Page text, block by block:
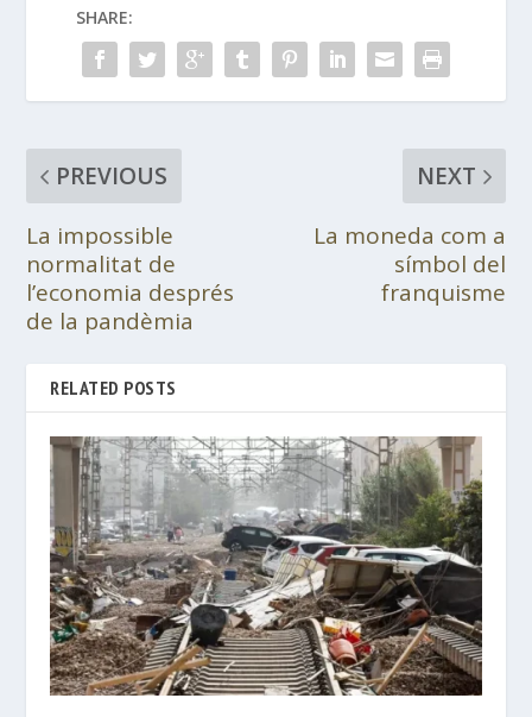
SHARE:
PREVIOUS
La impossible
normalitat de
l’economia després
de la pandèmia
NEXT
La moneda com a
símbol del
franquisme
RELATED POSTS